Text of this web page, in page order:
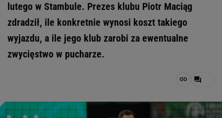
lutego w Stambule. Prezes klubu Piotr Maciąg
zdradził, ile konkretnie wynosi koszt takiego
wyjazdu, a ile jego klub zarobi za ewentualne
zwycięstwo w pucharze.